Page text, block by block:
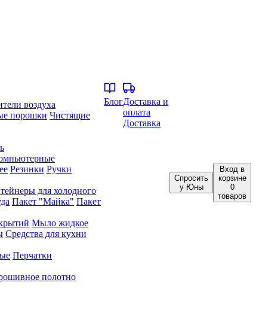
воздуха
порошки Чистящие
Резинки Ручки
для холодного
Пакет "Майка" Пакет
Мыло жидкое
Средства для кухни
Перчатки
полотно
БлогДоставка и
оплата
Доставка
Спросить
у Юны
Вход в
корзине
0
товаров